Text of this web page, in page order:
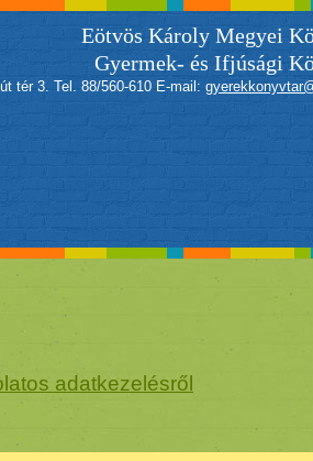
Eötvös Károly Megyei
Gyermek- és Ifjúsági
tér 3. Tel. 88/560-610 E-mail:
adatkezelésről